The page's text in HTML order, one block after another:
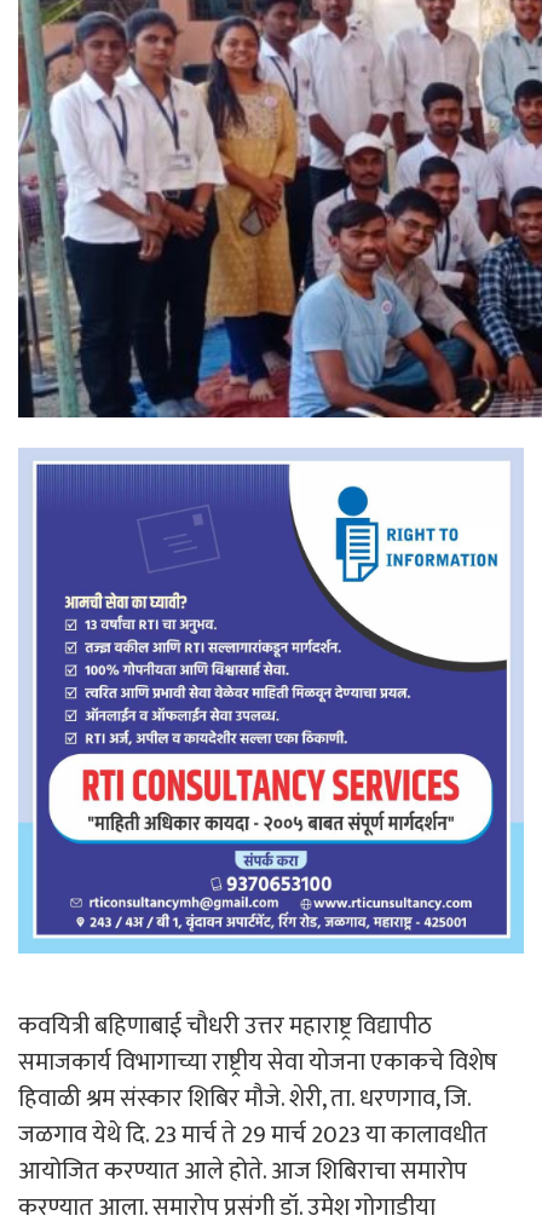
कवयित्री बहिणाबाई चौधरी उत्तर महाराष्ट्र विद्यापीठ
समाजकार्य विभागाच्या राष्ट्रीय सेवा योजना एकाकचे विशेष
हिवाळी श्रम संस्कार शिबिर मौजे. शेरी, ता. धरणगाव, जि.
जळगाव येथे दि. 23 मार्च ते 29 मार्च 2023 या कालावधीत
आयोजित करण्यात आले होते. आज शिबिराचा समारोप
करण्यात आला. समारोप प्रसंगी डॉ. उमेश गोगाडीया